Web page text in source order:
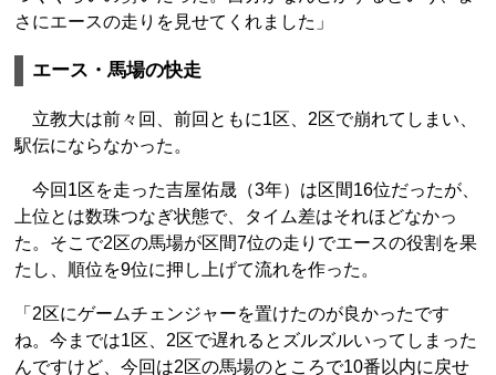
さにエースの走りを見せてくれました」
エース・馬場の快走
立教大は前々回、前回ともに1区、2区で崩れてしまい、
駅伝にならなかった。
今回1区を走った吉屋佑晟（3年）は区間16位だったが、
上位とは数珠つなぎ状態で、タイム差はそれほどなかっ
た。そこで2区の馬場が区間7位の走りでエースの役割を果
たし、順位を9位に押し上げて流れを作った。
「2区にゲームチェンジャーを置けたのが良かったです
ね。今までは1区、2区で遅れるとズルズルいってしまった
んですけど、今回は2区の馬場のところで10番以内に戻せ